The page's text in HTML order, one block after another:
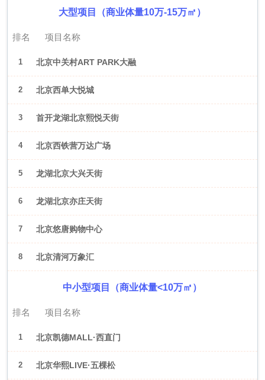
大型项目（商业体量10万-15万㎡）
排名 项目名称
1 北京中关村ART PARK大融
城
2 北京西单大悦城
3 首开龙湖北京熙悦天街
4 北京西铁营万达广场
5 龙湖北京大兴天街
6 龙湖北京亦庄天街
7 北京悠唐购物中心
8 北京清河万象汇
中小型项目（商业体量<10万㎡）
排名 项目名称
1 北京凯德MALL·西直门
2 北京华熙LIVE·五棵松